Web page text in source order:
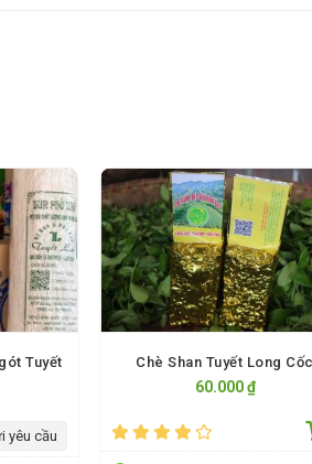
Tuyết
yêu cầu
Chè Shan Tuyết Long Cốc
60.000 ₫